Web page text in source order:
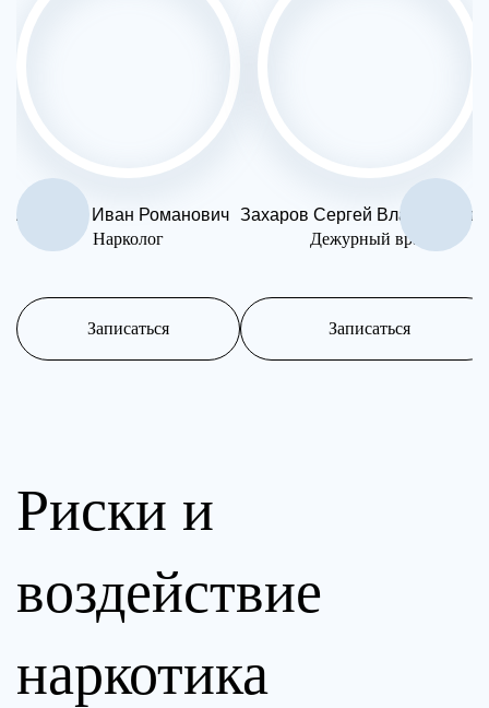
Андреев Иван Романович
Нарколог
Записаться
Захаров Сергей
Дежурный врач
Записаться
Риски и
воздействие
наркотика